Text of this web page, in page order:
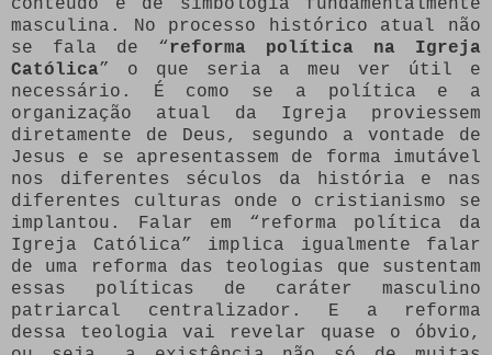
conteúdo e de simbologia fundamentalmente
masculina. No processo histórico atual não
se fala de “reforma política na Igreja
Católica” o que seria a meu ver útil e
necessário. É como se a política e a
organização atual da Igreja proviessem
diretamente de Deus, segundo a vontade de
Jesus e se apresentassem de forma imutável
nos diferentes séculos da história e nas
diferentes culturas onde o cristianismo se
implantou. Falar em “reforma política da
Igreja Católica” implica igualmente falar
de uma reforma das teologias que sustentam
essas políticas de caráter masculino
patriarcal centralizador. E a reforma
dessa teologia vai revelar quase o óbvio,